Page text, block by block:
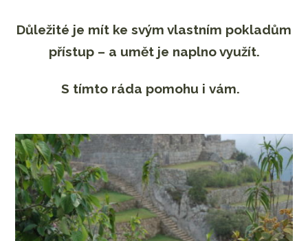
Důležité je mít ke svým vlastním pokladům
přístup – a umět je naplno využít.
S tímto ráda pomohu i vám.